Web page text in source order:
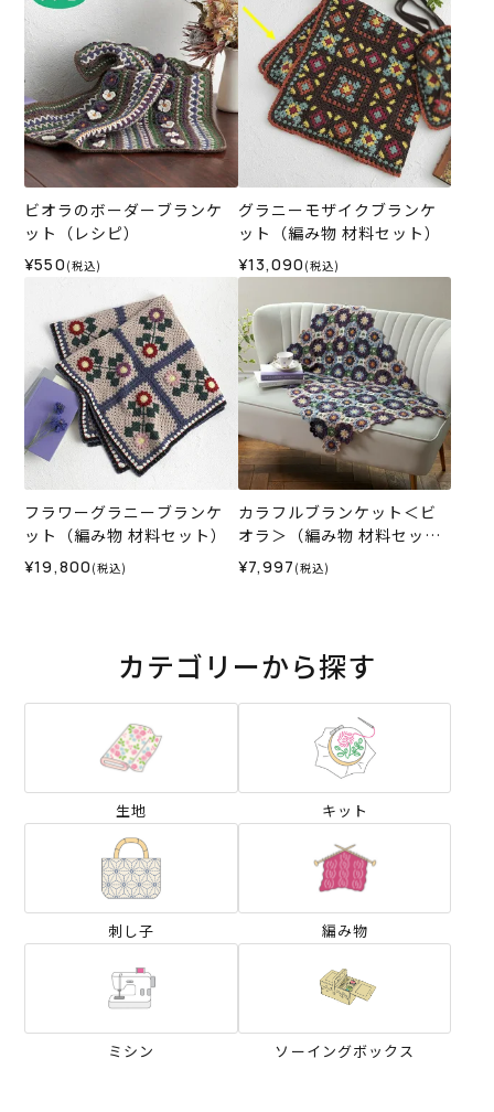
ビオラのボーダーブランケ
ット（レシピ）
¥550 (税込)
グラニーモザイクブランケ
ット（編み物 材料セット）
¥13,090 (税込)
フラワーグラニーブランケ
ット（編み物 材料セット）
¥19,800 (税込)
カラフルブランケット＜ビ
オラ＞（編み物 材料セッ
ト）
¥7,997 (税込)
カテゴリーから探す
生地 キット
刺し子 編み物
ミシン ソーイングボックス